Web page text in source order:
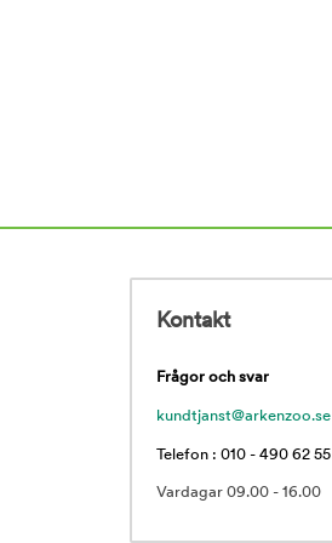
Kontakt
Frågor och svar
kundtjanst@arkenzoo.se
Telefon : 010 - 490 62 55
Vardagar 09.00 - 16.00